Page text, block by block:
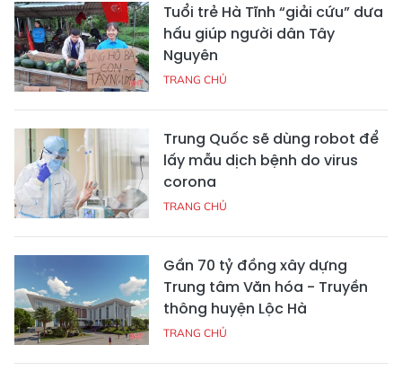
Tuổi trẻ Hà Tĩnh “giải cứu” dưa
hấu giúp người dân Tây
Nguyên
TRANG CHỦ
Trung Quốc sẽ dùng robot để
lấy mẫu dịch bệnh do virus
corona
TRANG CHỦ
Gần 70 tỷ đồng xây dựng
Trung tâm Văn hóa - Truyền
thông huyện Lộc Hà
TRANG CHỦ